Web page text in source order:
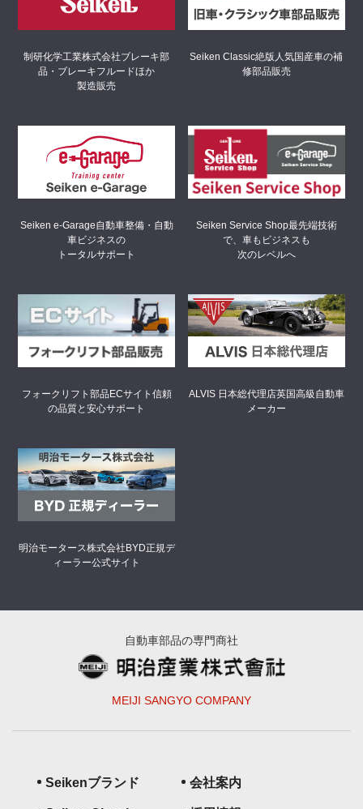
制研化学工業株式会社ブレーキ部
品・ブレーキフルードほか
製造販売
Seiken Classic絶版人気国産車の補
修部品販売
Seiken e-Garage自動車整備・自動
車ビジネスの
トータルサポート
Seiken Service Shop最先端技術
で、車もビジネスも
次のレベルへ
フォークリフト部品ECサイト 信頼
の品質と安心サポート
ALVIS 日本総代理店英国高級自動車
メーカー
明治モータース株式会社BYD正規デ
ィーラー公式サイト
自動車部品の専門商社
MEIJI SANGYO COMPANY
Seikenブランド 会社案内